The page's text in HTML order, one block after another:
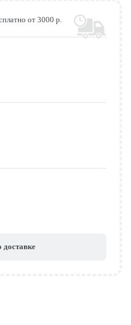
от 3000 р.
доставке